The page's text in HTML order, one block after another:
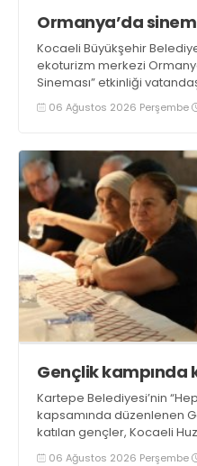
Ormanya’da
Kocaeli Büyükşehir
ekoturizm merkezi
Sineması” etkinliği
06 Ağustos 2026 Perşembe
Gençlik kampında
Kartepe Belediyesi’nin
kapsamında düzenlenen
katılan gençler, Kocaeli
geldi06 Ağustos 2026 Perşembe